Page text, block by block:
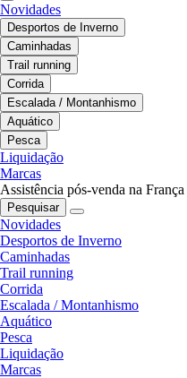
Novidades
Desportos de Inverno
Caminhadas
Trail running
Corrida
Escalada / Montanhismo
Aquático
Pesca
Liquidação
Marcas
Assistência pós-venda na França
Pesquisar
Novidades
Desportos de Inverno
Caminhadas
Trail running
Corrida
Escalada / Montanhismo
Aquático
Pesca
Liquidação
Marcas